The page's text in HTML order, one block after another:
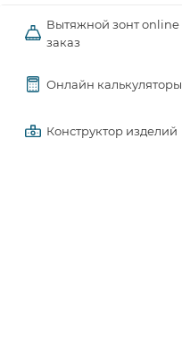
Вытяжной зонт online
заказ
Онлайн калькуляторы
Конструктор изделий